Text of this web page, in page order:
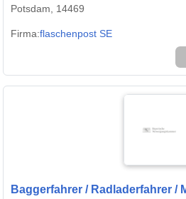
Potsdam, 14469
Firma:flaschenpost SE
Baggerfahrer / Radladerfahrer /